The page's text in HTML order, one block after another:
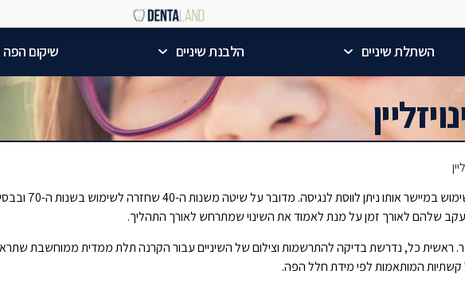
השתלת שיניים הלבנת שיניים שיקום הפה
השימוש במיישר השיניים אינויזליין מאפשר
שלהם לאורך זמן על מנת לאמוד את השינוי שמתרחש לאורך התהליך.
ראשית כל, נדרשת בדיקה להתרשמות וצילום של השיניים עבור הקרנה תלת ממדית ממוחשבת
קשתיות המותאמות לפי מידת חלל הפה.